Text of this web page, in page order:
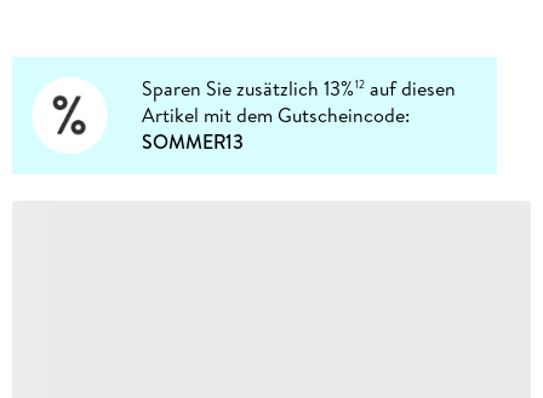
Sparen Sie zusätzlich 13%12 auf diesen
Artikel mit dem Gutscheincode:
SOMMER13